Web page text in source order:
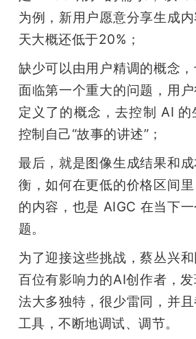
为例，新用户愿意分享生成
天大概还低于20%；
缺少可以由用户精调的概念
面临第一个重大的问题，用
定义了的概念，去控制 AI
控制自己“故事的讲述”；
最后，就是图像生成结果和
衡，如何在更低的价格区间
的内容，也是 AIGC 在当下
题。
为了迎接这些挑战，蔡丛兴
百位有影响力的AI创作者，
法大多独特，很少雷同，并
工具，不断地调试、调节。